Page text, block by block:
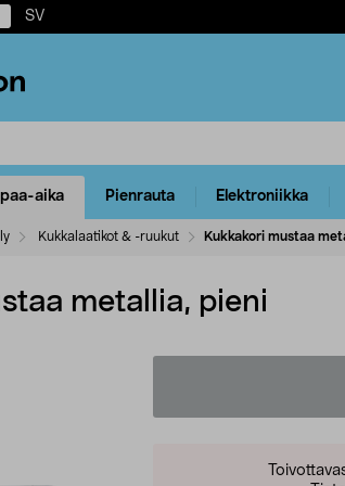
SV
aika Pienrauta Elektroniikka
Kukkalaatikot & -ruukut Kukkakori mustaa
metallia, pieni